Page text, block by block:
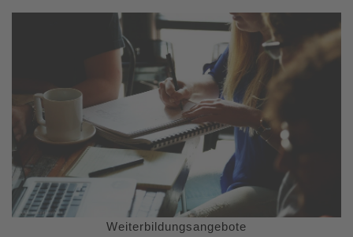
Weiterbildungsangebote